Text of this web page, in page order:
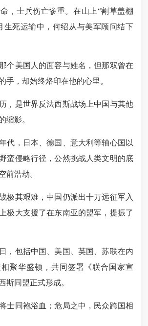
，士兵伤亡惨重。在山上“割草盖棚
生死运输中，何绍从与美军顾问结下
美国人的面容与姓名，但那双曾在
手，却始终烙印在他的心里。
是世界反法西斯战场上中国与其他
缩影。
，日本、德国、意大利等轴心国以
蛮侵略行径，公然挑战人类文明的底
前浩劫。
其艰难，中国仍派出十万远征军入
极大支援了在东南亚的盟军，提振了
包括中国、美国、英国、苏联在内
聚华盛顿，共同签署《联合国家宣
斯同盟正式形成。
同袍浴血；危局之中，民众跨国相